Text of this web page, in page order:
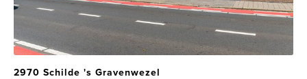
2970 Schilde 's Gravenwezel